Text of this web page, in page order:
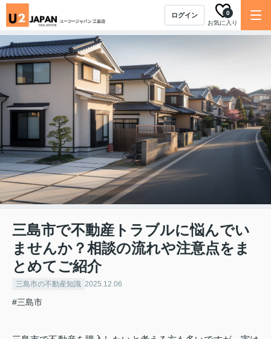
ログイン
お気に入り
0
三島市で不動産トラブルに悩んでい
ませんか？相談の流れや注意点をま
とめてご紹介
三島市の不動産知識 2025.12.06
#三島市